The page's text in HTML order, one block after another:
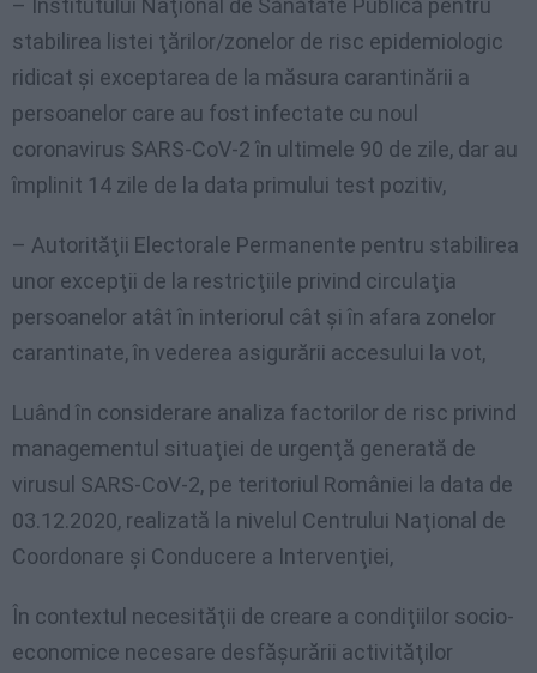
– Institutului Naţional de Sănătate Publică pentru
stabilirea listei ţărilor/zonelor de risc epidemiologic
ridicat şi exceptarea de la măsura carantinării a
persoanelor care au fost infectate cu noul
coronavirus SARS-CoV-2 în ultimele 90 de zile, dar au
împlinit 14 zile de la data primului test pozitiv,
– Autorităţii Electorale Permanente pentru stabilirea
unor excepţii de la restricţiile privind circulaţia
persoanelor atât în interiorul cât şi în afara zonelor
carantinate, în vederea asigurării accesului la vot,
Luând în considerare analiza factorilor de risc privind
managementul situaţiei de urgenţă generată de
virusul SARS-CoV-2, pe teritoriul României la data de
03.12.2020, realizată la nivelul Centrului Naţional de
Coordonare şi Conducere a Intervenţiei,
În contextul necesităţii de creare a condiţiilor socio-
economice necesare desfăşurării activităţilor